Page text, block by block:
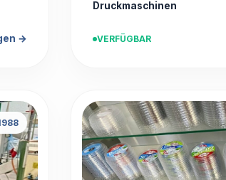
→
Druckmaschinen
VERFÜGBAR